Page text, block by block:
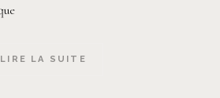
LIRE LA SUITE